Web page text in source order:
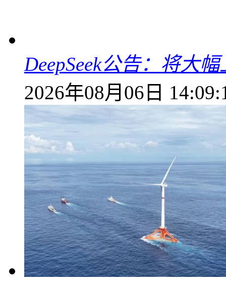
DeepSeek公告：将大
2026年08月06日